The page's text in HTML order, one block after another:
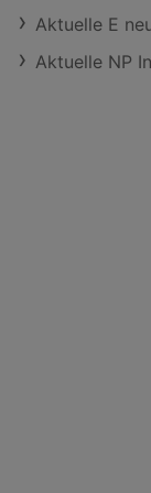
Aktuelle E
Aktuelle NP